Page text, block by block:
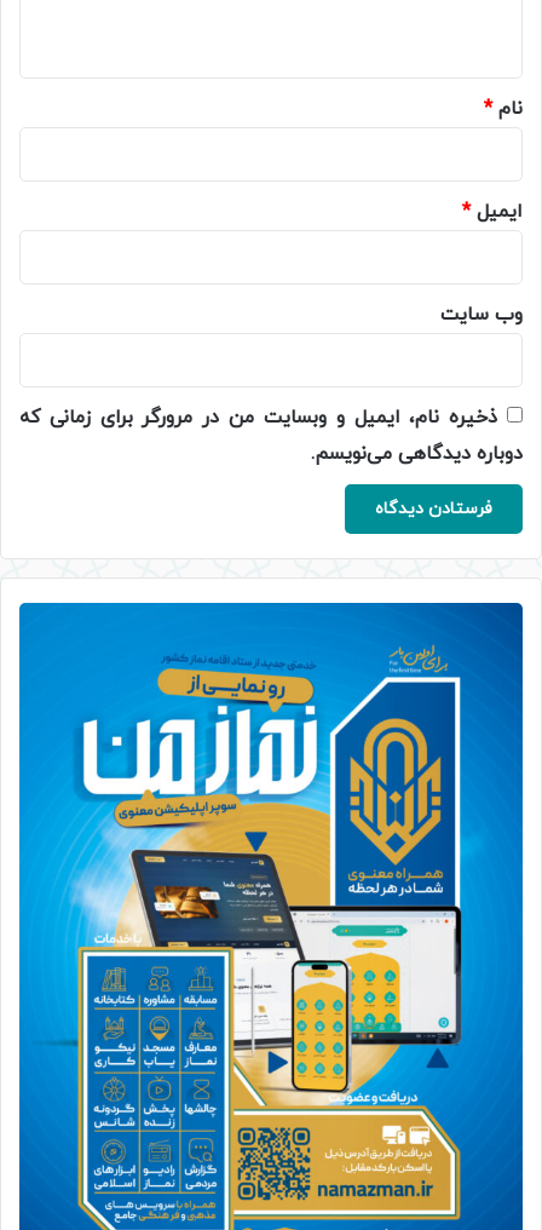
نام*
ایمیل*
وب‌ سایت
ذخیره نام، ایمیل و وبسایت من در مرورگر برای زمانی که
دوباره دیدگاهی می‌نویسم.